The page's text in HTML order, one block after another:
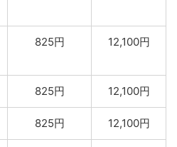
825円 12,100円
825円 12,100円
825円 12,100円